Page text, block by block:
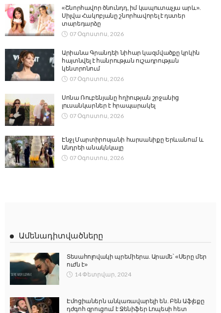
«Շնորհավոր ծնունդդ, իմ կապուտաչյա արև».
Սիլվա Հակոբյանը շնորհավորել է դստեր
տարեդարձը
07 Օգոստոս, 2026
Արիանա Գրանդեի նիհար կազմվածքը կրկին
հայտնվել է հանրության ուշադրության
կենտրոնում
07 Օգոստոս, 2026
Սոնա Ռուբենյանը հղիության շրջանից
լուսանկարներ է հրապարակել
07 Օգոստոս, 2026
Էնջլ Մարտիրոսյանի հարսանիքը Երևանում և
Անդրեի անակնկալը
07 Օգոստոս, 2026
Ամենադիտվածները
Տեսահոլովակի պրեմիերա. Արամե՝ «Սերը մեր
ուժն է»
14 Փետրվար, 2024
Էմոցիաներն անկառավարելի են. Բեն Աֆլեքը
դժգոհ զրուցում է Ջենիֆեր Լոպեսի հետ